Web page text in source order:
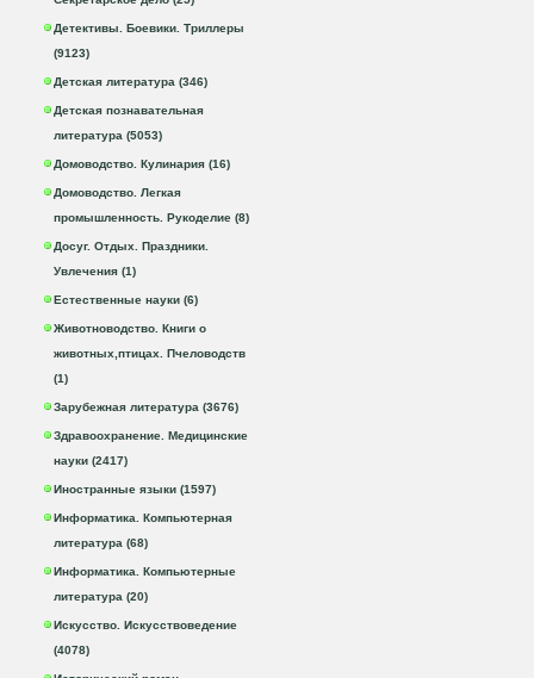
Детективы. Боевики. Триллеры
(9123)
Детская литература (346)
Детская познавательная
литература (5053)
Домоводство. Кулинария (16)
Домоводство. Легкая
промышленность. Рукоделие (8)
Досуг. Отдых. Праздники.
Увлечения (1)
Естественные науки (6)
Животноводство. Книги о
животных,птицах. Пчеловодств
(1)
Зарубежная литература (3676)
Здравоохранение. Медицинские
науки (2417)
Иностранные языки (1597)
Информатика. Компьютерная
литература (68)
Информатика. Компьютерные
литература (20)
Искусство. Искусствоведение
(4078)